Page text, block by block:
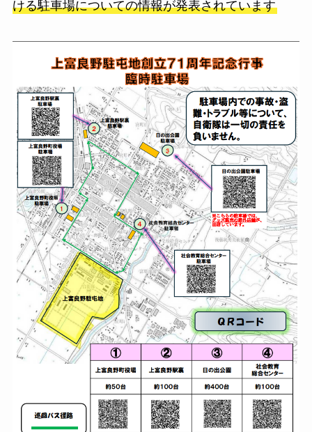
ける駐車場についての情報が発表されています